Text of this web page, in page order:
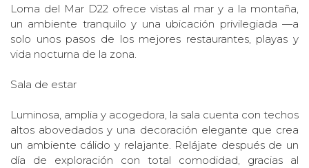
Loma del Mar D22 ofrece vistas al mar y a la montaña,
un ambiente tranquilo y una ubicación privilegiada —a
solo unos pasos de los mejores restaurantes, playas y
vida nocturna de la zona.
Sala de estar
Luminosa, amplia y acogedora, la sala cuenta con techos
altos abovedados y una decoración elegante que crea
un ambiente cálido y relajante. Relájate después de un
día de exploración con total comodidad, gracias al